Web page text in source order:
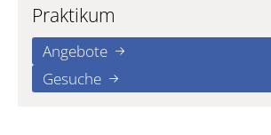
Praktikum
Angebote
Gesuche